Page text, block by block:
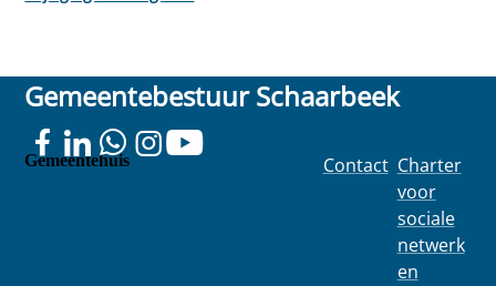
Gemeentebestuur Schaarbeek
Gemeentehuis Contact Charter
voor
sociale
netwerk
en